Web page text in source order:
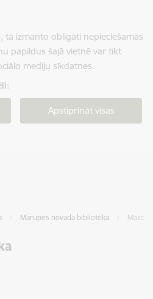
tā izmanto obligāti nepieciešamās
papildus šajā vietnē var tikt
mediju sīkdatnes.
Apstiprināt visas
Mārupes novada bibliotēka